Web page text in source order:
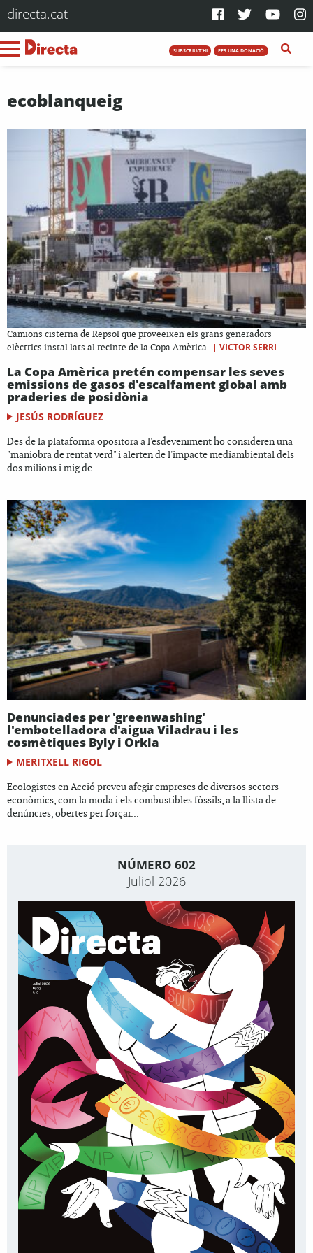
directa.cat
SUBSCRIU-T'HI FES UNA DONACIÓ
ecoblanqueig
Camions cisterna de Repsol que proveeixen els grans generadors
elèctrics instal·lats al recinte de la Copa Amèrica
| VICTOR SERRI
La Copa Amèrica pretén compensar les seves
emissions de gasos d'escalfament global amb
praderies de posidònia
JESÚS RODRÍGUEZ
Des de la plataforma opositora a l'esdeveniment ho consideren una
"maniobra de rentat verd" i alerten de l'impacte mediambiental dels
dos milions i mig de...
Denunciades per 'greenwashing'
l'embotelladora d'aigua Viladrau i les
cosmètiques Byly i Orkla
MERITXELL RIGOL
Ecologistes en Acció preveu afegir empreses de diversos sectors
econòmics, com la moda i els combustibles fòssils, a la llista de
denúncies, obertes per forçar...
NÚMERO 602
Juliol 2026